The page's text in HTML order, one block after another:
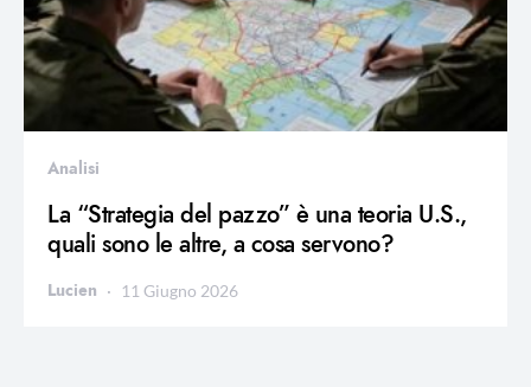
Analisi
La “Strategia del pazzo” è una teoria U.S.,
quali sono le altre, a cosa servono?
Lucien 11 Giugno 2026